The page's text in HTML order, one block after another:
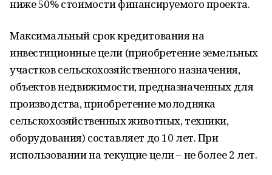
ниже 50% стоимости финансируемого проекта.
Максимальный срок кредитования на
инвестиционные цели (приобретение земельных
участков сельскохозяйственного назначения,
объектов недвижимости, предназначенных для
производства, приобретение молодняка
сельскохозяйственных животных, техники,
оборудования) составляет до 10 лет. При
использовании на текущие цели – не более 2 лет.